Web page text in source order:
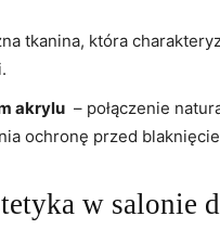
tkanina, która
akrylu
–​ połączenie
ochronę ​przed
w salonie